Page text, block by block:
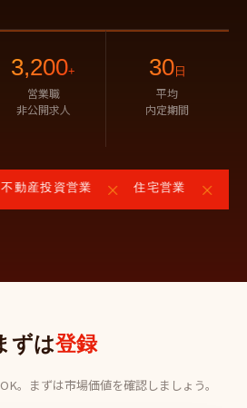
3,200+
営業職
非公開求人
30日
平均
内定期間
動産投資営業 × 住宅営業 ×
ずは登録
。まずは市場価値を確認しましょう。